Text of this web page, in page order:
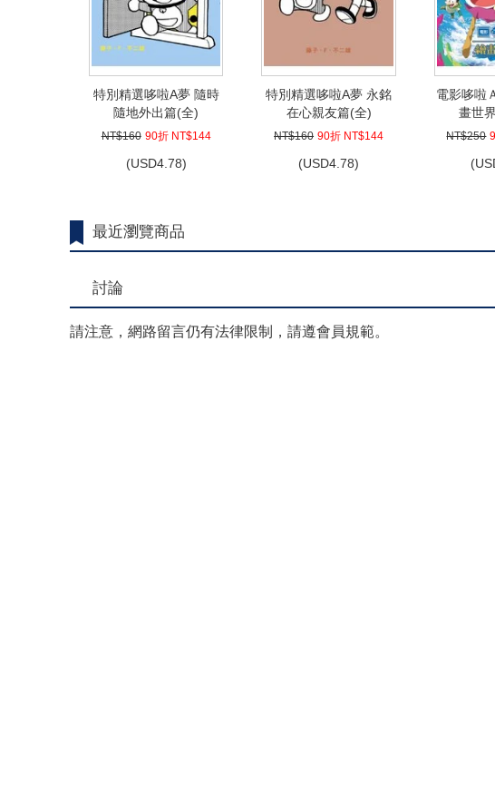
特別精選哆啦A夢 隨時
隨地外出篇(全)
NT$160 90折 NT$144
(USD4.78)
特別精選哆啦A夢 永銘
在心親友篇(全)
NT$160 90折 NT$144
(USD4.78)
電影哆啦
畫世
NT$250
(
最近瀏覽商品
討論
請注意，網路留言仍有法律限制，請遵會員規範。